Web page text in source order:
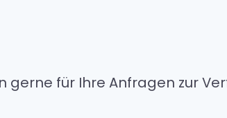
gerne für Ihre Anfragen zur